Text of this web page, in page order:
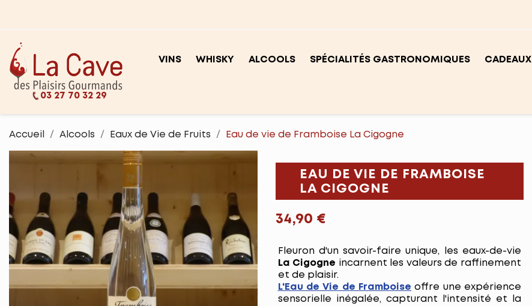
03 27 70 32 29
VINS WHISKY ALCOOLS SPÉCIALITÉS GASTRONOMIQUES CADEAUX
Accueil Alcools Eaux de Vie de Fruits Eau de vie de Framboise La Cigogne
EAU DE VIE DE FRAMBOISE
LA CIGOGNE
34,90 €
Fleuron d'un savoir-faire unique, les eaux-de-vie
La Cigogne incarnent les valeurs de raffinement
et de plaisir.
L'Eau de Vie de Framboise offre une expérience
sensorielle inégalée, capturant l'intensité et la